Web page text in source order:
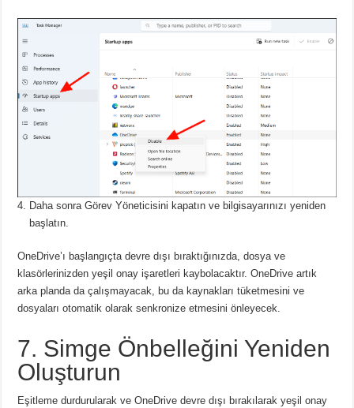
Daha sonra Görev Yöneticisini kapatın ve bilgisayarınızı yeniden
başlatın.
OneDrive’ı başlangıçta devre dışı bıraktığınızda, dosya ve
klasörlerinizden yeşil onay işaretleri kaybolacaktır.OneDrive artık
arka planda da çalışmayacak, bu da kaynakları tüketmesini ve
dosyaları otomatik olarak senkronize etmesini önleyecek.
7. Simge Önbelleğini Yeniden
Oluşturun
Eşitleme durdurularak ve OneDrive devre dışı bırakılarak yeşil onay